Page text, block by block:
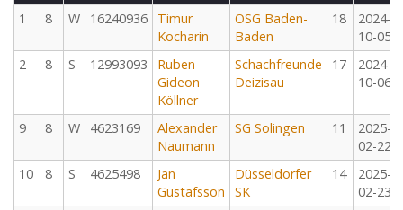
1
8 W 16240936
Timur
Kocharin
OSG Baden-
Baden
18
2024-
10-05
2
8 S 12993093
Ruben
Gideon
Köllner
Schachfreunde
Deizisau
17
2024-
10-06
9 8 W 4623169
Alexander
Naumann
SG Solingen 11
2025-
02-22
10
8 S 4625498
Jan
Gustafsson
Düsseldorfer
SK
14
2025-
02-23